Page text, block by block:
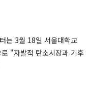
는 3월 18일 서울대학교
"자발적 탄소시장과 기후